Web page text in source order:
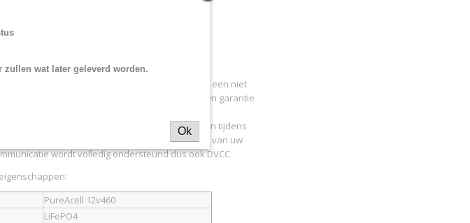
AGM accus van 220Ah p.stk.
uniek druksysteem waardoor de cellen onder een niet
we een langere levensduur garanderen met een garantie
zodat de cellen ook opgeladen kunnen worden tijdens
Victron GX connectie kunt u de gehele toestand van uw
wordt volledig ondersteund dus ook DVCC
PureAcell 12v460
LiFePO4
wat later geleverd worden.
Ok